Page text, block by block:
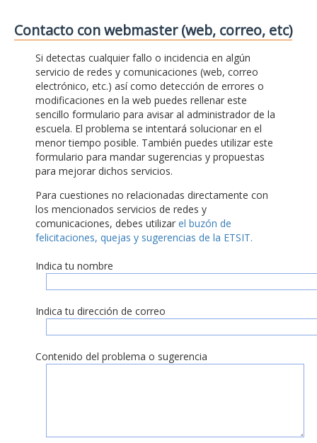
Contacto con webmaster (web, correo, etc)
Si detectas cualquier fallo o incidencia en algún
servicio de redes y comunicaciones (web, correo
electrónico, etc.) así como detección de errores o
modificaciones en la web puedes rellenar este
sencillo formulario para avisar al administrador de la
escuela. El problema se intentará solucionar en el
menor tiempo posible. También puedes utilizar este
formulario para mandar sugerencias y propuestas
para mejorar dichos servicios.
Para cuestiones no relacionadas directamente con
los mencionados servicios de redes y
comunicaciones, debes utilizar el buzón de
felicitaciones, quejas y sugerencias de la ETSIT.
Indica tu nombre
Indica tu dirección de correo
Contenido del problema o sugerencia